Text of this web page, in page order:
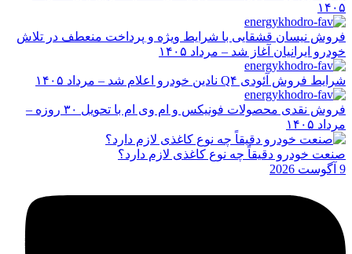
۱۴۰۵
فروش نیسان قشقایی با شرایط ویژه و پرداخت منعطف در تلاش
خودرو ایرانیان آغاز شد – مرداد ۱۴۰۵
شرایط فروش آئودی Q۴ نادین خودرو اعلام شد – مرداد ۱۴۰۵
فروش نقدی محصولات فونیکس و ام وی ام با تحویل ۳۰ روزه –
مرداد ۱۴۰۵
صنعت خودرو دقیقاً چه نوع کاغذی لازم دارد؟
9 آگوست 2026